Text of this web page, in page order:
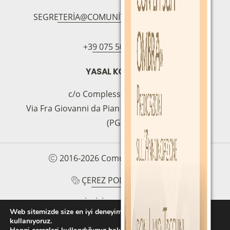
SEGRETERIA@COMUNITAMAGNIFICAT.ORG
+39 075 5094797
YASAL KOLTUK
c/o Complesso S.Manno
Via Fra Giovanni da Pian di Carpine, 63 - 06127
(PG)
2016-2026 Comunità Magnificat
ÇEREZ POLITIKASI
GIZLILIK POLITIKASI
PROTOCOLLO PER LA TUTELA DEI MINORI E
Web sitemizde size en iyi deneyimi sunmak için çerezleri
kullanıyoruz.